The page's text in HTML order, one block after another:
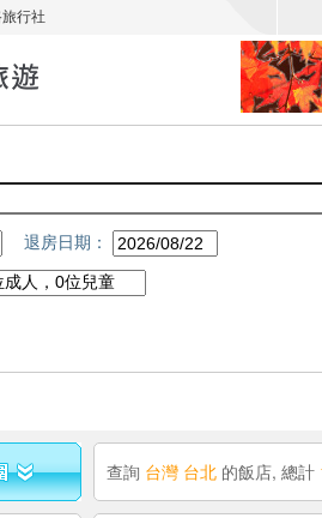
退房日期：
查詢 台灣 台北 的飯店, 總計